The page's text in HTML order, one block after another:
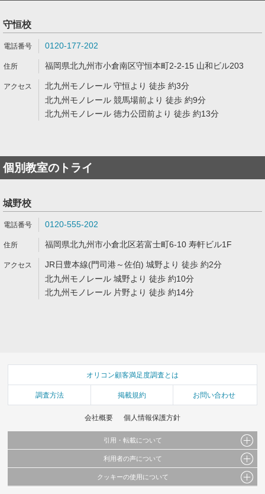
守恒校
0120-177-202
福岡県北九州市小倉南区守恒本町2-2-15 山和ビル203
北九州モノレール 守恒より 徒歩 約3分
北九州モノレール 競馬場前より 徒歩 約9分
北九州モノレール 徳力公団前より 徒歩 約13分
個別教室のトライ
城野校
0120-555-202
福岡県北九州市小倉北区若富士町6-10 寿軒ビル1F
JR日豊本線(門司港～佐伯) 城野より 徒歩 約2分
北九州モノレール 城野より 徒歩 約10分
北九州モノレール 片野より 徒歩 約14分
オリコン顧客満足度調査とは
調査方法 掲載規約 お問い合わせ
会社概要 個人情報保護方針
引用・転載について
当サイトで公開されている情報（文字、写真、イラスト、画像データ等）及びこれらの配
これらの情報を権利者の許可なく無断転載・複製などの二次利用を行うことは固く禁じて
利用者の声について
当サイトに掲載している内容はすべてサービスの利用者が提出された見解・感想です。
クッキーの使用について